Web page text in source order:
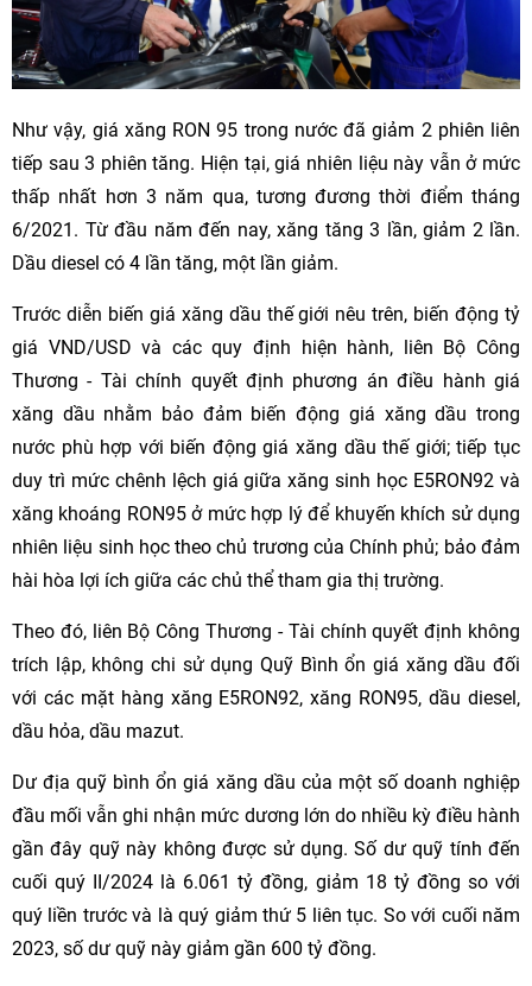
Như vậy, giá xăng RON 95 trong nước đã giảm 2 phiên liên
tiếp sau 3 phiên tăng. Hiện tại, giá nhiên liệu này vẫn ở mức
thấp nhất hơn 3 năm qua, tương đương thời điểm tháng
6/2021. Từ đầu năm đến nay, xăng tăng 3 lần, giảm 2 lần.
Dầu diesel có 4 lần tăng, một lần giảm.
Trước diễn biến giá xăng dầu thế giới nêu trên, biến động tỷ
giá VND/USD và các quy định hiện hành, liên Bộ Công
Thương - Tài chính quyết định phương án điều hành giá
xăng dầu nhằm bảo đảm biến động giá xăng dầu trong
nước phù hợp với biến động giá xăng dầu thế giới; tiếp tục
duy trì mức chênh lệch giá giữa xăng sinh học E5RON92 và
xăng khoáng RON95 ở mức hợp lý để khuyến khích sử dụng
nhiên liệu sinh học theo chủ trương của Chính phủ; bảo đảm
hài hòa lợi ích giữa các chủ thể tham gia thị trường.
Theo đó, liên Bộ Công Thương - Tài chính quyết định không
trích lập, không chi sử dụng Quỹ Bình ổn giá xăng dầu đối
với các mặt hàng xăng E5RON92, xăng RON95, dầu diesel,
dầu hỏa, dầu mazut.
Dư địa quỹ bình ổn giá xăng dầu của một số doanh nghiệp
đầu mối vẫn ghi nhận mức dương lớn do nhiều kỳ điều hành
gần đây quỹ này không được sử dụng. Số dư quỹ tính đến
cuối quý II/2024 là 6.061 tỷ đồng, giảm 18 tỷ đồng so với
quý liền trước và là quý giảm thứ 5 liên tục. So với cuối năm
2023, số dư quỹ này giảm gần 600 tỷ đồng.